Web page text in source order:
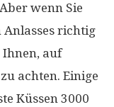
Aber wenn Sie
Anlasses richtig
auf
achten. Einige
Küssen 3000